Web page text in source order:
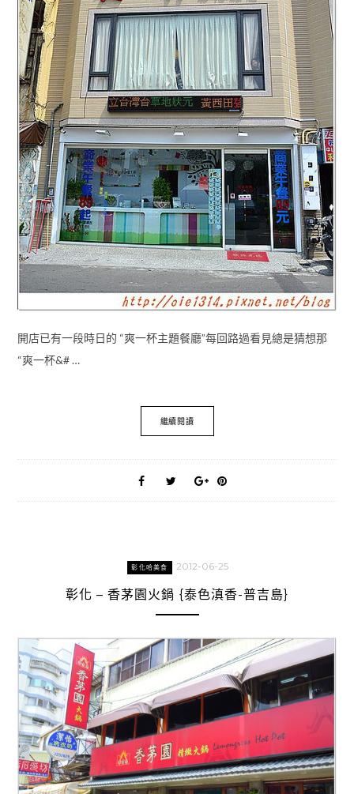
開店已有一段時日的 “爽一杯主題餐廳”每回路過看見總是猜想那
“爽一杯&# …
繼續閱讀
彰化哈美食 2012-06-25
彰化 – 香茅園火鍋 {泰色滇香-普吉島}